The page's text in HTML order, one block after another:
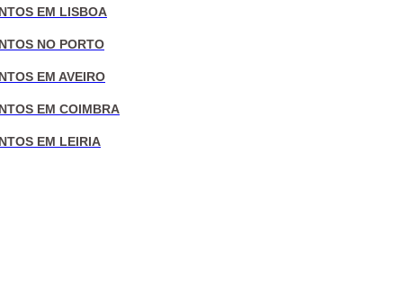
EM LISBOA
NO PORTO
EM AVEIRO
EM COIMBRA
EM LEIRIA